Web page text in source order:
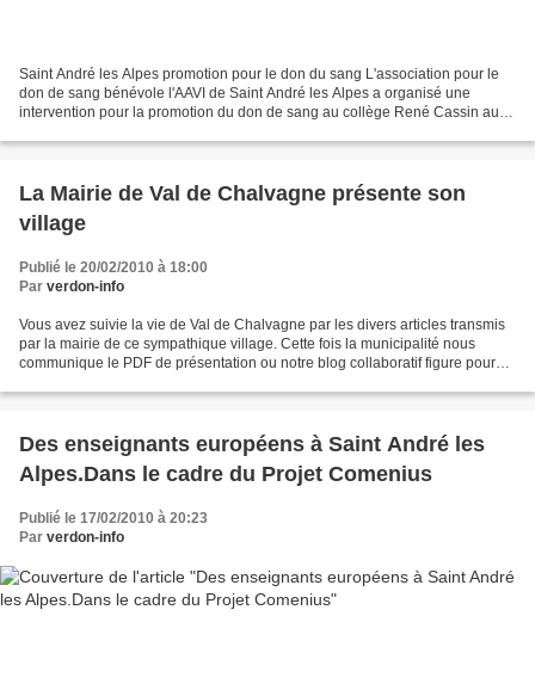
Saint André les Alpes promotion pour le don du sang L'association pour le
don de sang bénévole l'AAVI de Saint André les Alpes a organisé une
intervention pour la promotion du don de sang au collège René Cassin aux
La Mairie de Val de Chalvagne présente son
village
Publié le 20/02/2010 à 18:00
Par verdon-info
Vous avez suivie la vie de Val de Chalvagne par les divers articles transmis
par la mairie de ce sympathique village. Cette fois la municipalité nous
communique le PDF de présentation ou notre blog collaboratif figure pour
Des enseignants européens à Saint André les
Alpes.Dans le cadre du Projet Comenius
Publié le 17/02/2010 à 20:23
Par verdon-info